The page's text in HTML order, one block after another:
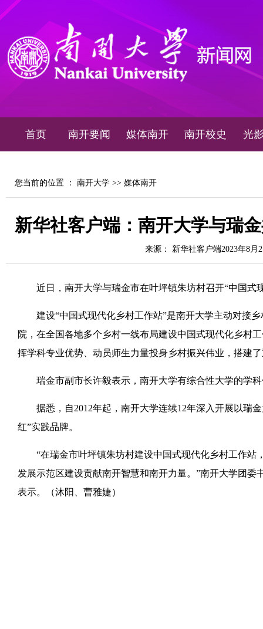
首页 南开要闻 媒体南开 南开校史 光
您当前的位置 ： 南开大学 >> 媒体南开
新华社客户端：南开大学与瑞
来源： 新华社客户端2023年8月
近日，南开大学与瑞金市在叶坪镇朱坊村召开“中国式
建设“中国式现代化乡村工作站”是南开大学主动对接乡
院，在全国各地多个乡村一线布局建设中国式现代化乡村
挥学科专业优势、动员师生力量投身乡村振兴伟业，搭建
瑞金市副市长许毅表示，南开大学有综合性大学的学科
据悉，自2012年起，南开大学连续12年深入开展以瑞金
红”实践品牌。
“在瑞金市叶坪镇朱坊村建设中国式现代化乡村工作站
发展示范区建设贡献南开智慧和南开力量。”南开大学团
表示。（沐阳、曹雅婕）